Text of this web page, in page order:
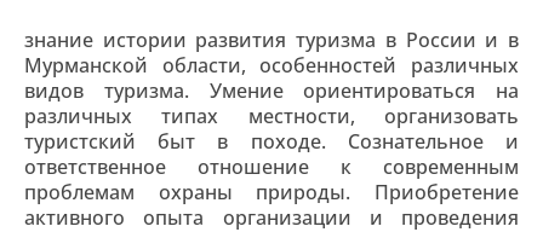
знание истории развития туризма в России и в
Мурманской области, особенностей различных
видов туризма. Умение ориентироваться на
различных типах местности, организовать
туристский быт в походе. Сознательное и
ответственное отношение к современным
проблемам охраны природы. Приобретение
активного опыта организации и проведения